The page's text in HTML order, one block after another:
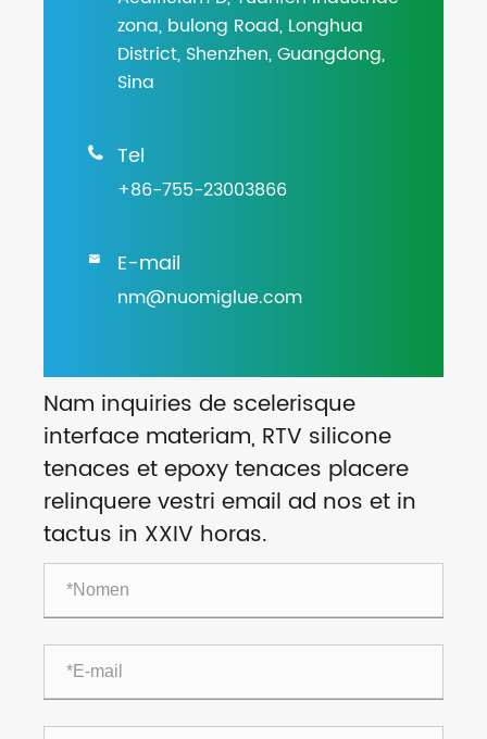
zona, bulong Road, Longhua
District, Shenzhen, Guangdong,
Sina
 Tel
+86-755-23003866
 E-mail
nm@nuomiglue.com
Nam inquiries de scelerisque
interface materiam, RTV silicone
tenaces et epoxy tenaces placere
relinquere vestri email ad nos et in
tactus in XXIV horas.